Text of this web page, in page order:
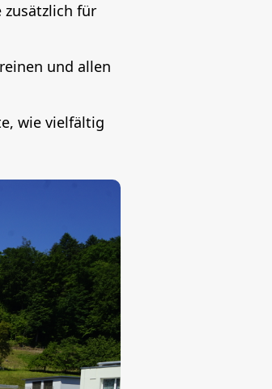
zusätzlich für
und allen
wie vielfältig